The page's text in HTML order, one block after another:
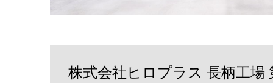
株式会社ヒロプラス 長柄工場